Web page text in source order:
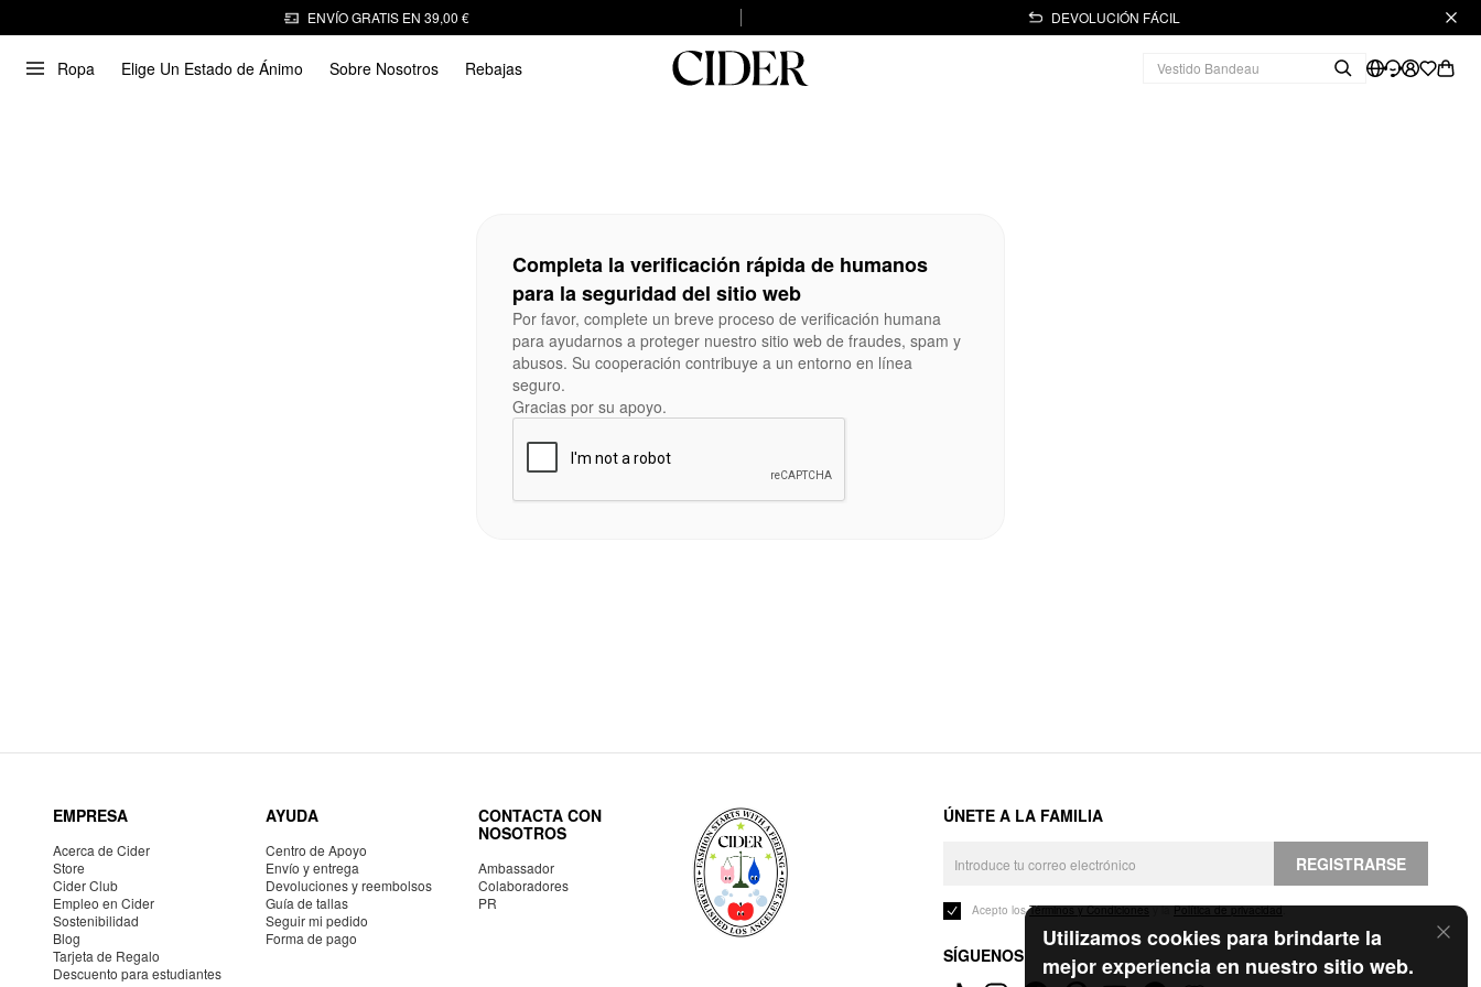
ENVÍO GRATIS EN 39,00 € DEVOLUCIÓN FÁCIL
Ropa Elige Un Estado de Ánimo Sobre Nosotros Rebajas
Utilizamos cookies para brindarte la
mejor experiencia en nuestro sitio web.
Completa la verificación rápida de humanos
para la seguridad del sitio web
Por favor, complete un breve proceso de verificación humana
para ayudarnos a proteger nuestro sitio web de fraudes, spam y
abusos. Su cooperación contribuye a un entorno en línea
seguro.
Gracias por su apoyo.
EMPRESA
Acerca de Cider
Store
Cider Club
Empleo en Cider
Sostenibilidad
Blog
Tarjeta de Regalo
Descuento para estudiantes
AYUDA
Centro de Apoyo
Envío y entrega
Devoluciones y reembolsos
Guía de tallas
Seguir mi pedido
Forma de pago
CONTACTA CON
NOSOTROS
Ambassador
Colaboradores
PR
ÚNETE A LA FAMILIA
REGISTRARSE
Acepto losTérminos y Condicionesy laPolítica de privacidad.
SÍGUENOS